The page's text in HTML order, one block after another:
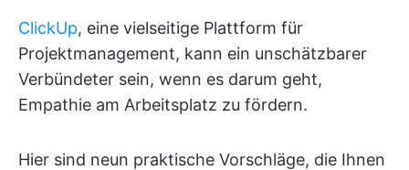
ClickUp, eine vielseitige Plattform für
Projektmanagement, kann ein unschätzbarer
Verbündeter sein, wenn es darum geht,
Empathie am Arbeitsplatz zu fördern.
Hier sind neun praktische Vorschläge, die Ihnen